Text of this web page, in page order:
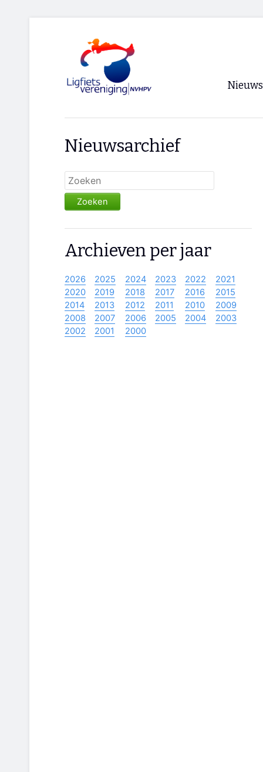
Nieuws
Nieuwsarchief
Zoeken
Archieven per jaar
2026 2025 2024 2023 2022
2021
2020
2019 2018 2017 2016
2015
2014
2013 2012 2011 2010
2009
2008
2007 2006 2005 2004
2003
2002
2001 2000